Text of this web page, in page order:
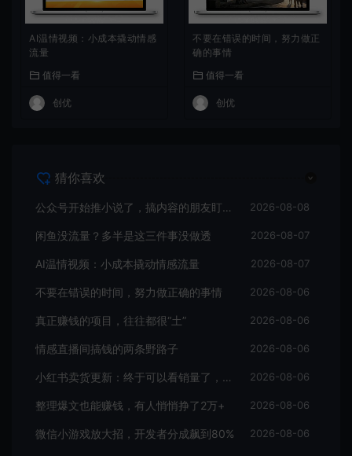
AI温情视频：小成本撬动情感
流量
值得一看
创优
不要在错误的时间，努力做正
确的事情
值得一看
创优
猜你喜欢
公众号开始推小说了，搞内容的朋友盯紧这个信号 2026-08-08
闲鱼没流量？多半是这三件事没做透 2026-08-07
AI温情视频：小成本撬动情感流量 2026-08-07
不要在错误的时间，努力做正确的事情 2026-08-06
真正赚钱的项目，往往都很“土” 2026-08-06
情感直播间搞钱的两条野路子 2026-08-06
小红书卖货更新：终于可以看销量了，行家入驻门槛曝光 2026-08-06
整理爆文也能赚钱，有人悄悄挣了2万+ 2026-08-06
微信小游戏放大招，开发者分成飙到80% 2026-08-06